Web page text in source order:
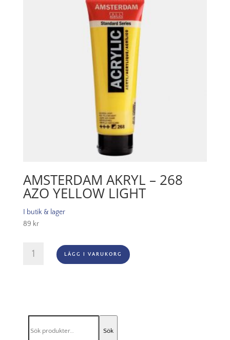
AMSTERDAM AKRYL – 268
AZO YELLOW LIGHT
I butik & lager
89 kr
Amsterdam
Akryl
Light
mängd
LÄGG I VARUKORG
efter:
Sök